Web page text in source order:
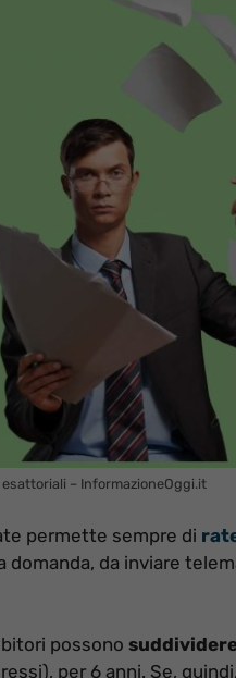
– InformazioneOggi.it
permette sempre di
domanda, da inviare
possono
per 6 anni. Se,